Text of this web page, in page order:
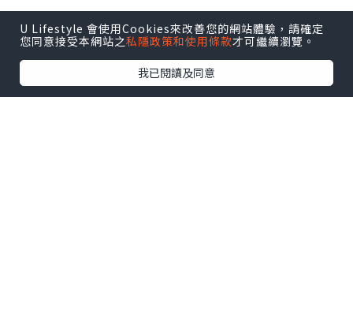
U Lifestyle 會使用Cookies來改善您的網站體驗，請確定
您同意接受本網站之私隱政策和使用條款才可繼續瀏覽。
我已閱讀及同意